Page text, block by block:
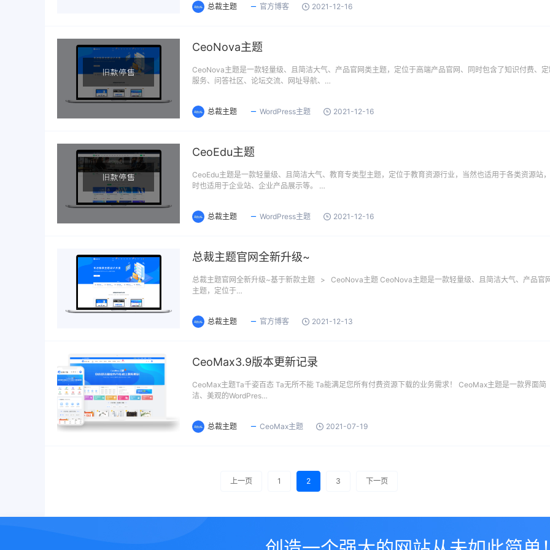
总裁主题 官方博客 2021-12-16
CeoNova主题
CeoNova主题是一款轻量级、且简洁大气、产品官网类主题，定位于高端产品官网、同时包含了知识付费、
服务、问答社区、论坛交流、网址导航、…
总裁主题 WordPress主题 2021-12-16
CeoEdu主题
CeoEdu主题是一款轻量级、且简洁大气、教育专类型主题，定位于教育资源行业，当然也适用于各类资源站
时也适用于企业站、企业产品展示等。 …
总裁主题 WordPress主题 2021-12-16
总裁主题官网全新升级~
总裁主题官网全新升级~基于新款主题 > CeoNova主题 CeoNova主题是一款轻量级、且简洁大气、产品官
主题，定位于…
总裁主题 官方博客 2021-12-13
CeoMax3.9版本更新记录
CeoMax主题Ta千姿百态 Ta无所不能 Ta能满足您所有付费资源下载的业务需求！ CeoMax主题是一款界面简
洁、美观的WordPres…
总裁主题 CeoMax主题 2021-07-19
上一页 1 2 3 下一页